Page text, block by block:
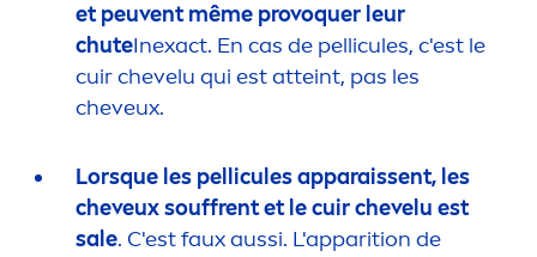
et peuvent même provoquer leur
chuteInexact. En cas de pellicules, c'est le
cuir chevelu qui est atteint, pas les
cheveux.
Lorsque les pellicules apparaissent, les
cheveux souffrent et le cuir chevelu est
sale. C'est faux aussi. L'apparition de